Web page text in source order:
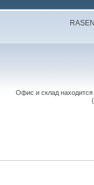
Офис и склад